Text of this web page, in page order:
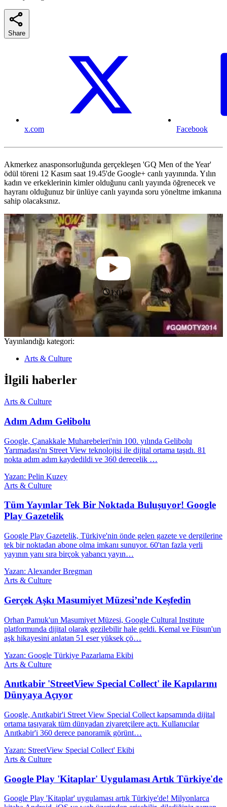
Share
x.com Facebook
Akmerkez anasponsorluğunda gerçekleşen 'GQ Men of the Year'
ödül töreni 12 Kasım saat 19.45'de Google+ canlı yayınında. Yılın
kadın ve erkeklerinin kimler olduğunu canlı yayında öğrenecek ve
hayranı olduğunuz bir ünlüye canlı yayında soru yöneltme imkanına
sahip olacaksınız.
1:01
Yayınlandığı kategori:
Arts & Culture
İlgili haberler
Arts & Culture
Adım Adım Gelibolu
Google, Çanakkale Muharebeleri'nin 100. yılında Gelibolu
Yarımadası'nı Street View teknolojisi ile dijital ortama taşıdı. 81
nokta adım adım kaydedildi ve 360 derecelik …
Yazan: Pelin Kuzey
Arts & Culture
Tüm Yayınlar Tek Bir Noktada Buluşuyor! Google
Play Gazetelik
Google Play Gazetelik, Türkiye'nin önde gelen gazete ve dergilerine
tek bir noktadan abone olma imkanı sunuyor. 60'tan fazla yerli
yayının yanı sıra birçok yabancı yayın…
Yazan: Alexander Bregman
Arts & Culture
Gerçek Aşkı Masumiyet Müzesi’nde Keşfedin
Orhan Pamuk'un Masumiyet Müzesi, Google Cultural Institute
platformunda dijital olarak gezilebilir hale geldi. Kemal ve Füsun'un
aşk hikayesini anlatan 51 eser yüksek çö…
Yazan: Google Türkiye Pazarlama Ekibi
Arts & Culture
Anıtkabir 'StreetView Special Collect' ile Kapılarını
Dünyaya Açıyor
Google, Anıtkabir'i Street View Special Collect kapsamında dijital
ortama taşıyarak tüm dünyadan ziyaretçilere açtı. Kullanıcılar
Anıtkabir'i 360 derece panoramik görünt…
Yazan: StreetView Special Collect' Ekibi
Arts & Culture
Google Play 'Kitaplar' Uygulaması Artık Türkiye'de
Google Play 'Kitaplar' uygulaması artık Türkiye'de! Milyonlarca